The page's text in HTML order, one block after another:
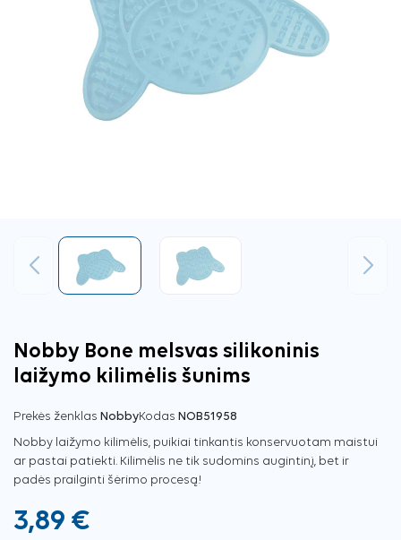
Ankstesnis Tęsti
Nobby Bone melsvas silikoninis
laižymo kilimėlis šunims
Prekės ženklas NobbyKodas NOB51958
Nobby laižymo kilimėlis, puikiai tinkantis konservuotam maistui
ar pastai patiekti. Kilimėlis ne tik sudomins augintinį, bet ir
padės prailginti šėrimo procesą!
3,89 €